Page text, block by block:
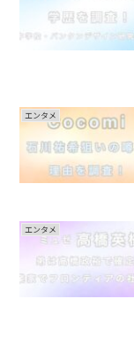
エンタメ
エンタメ